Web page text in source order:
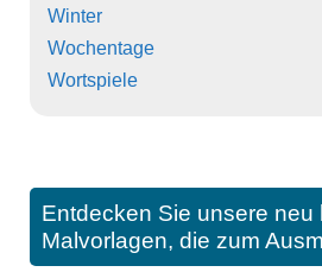
Winter
Wochentage
Wortspiele
Entdecken Sie unsere neu
Malvorlagen, die zum